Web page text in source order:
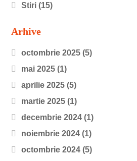
Stiri (15)
Arhive
octombrie 2025 (5)
mai 2025 (1)
aprilie 2025 (5)
martie 2025 (1)
decembrie 2024 (1)
noiembrie 2024 (1)
octombrie 2024 (5)